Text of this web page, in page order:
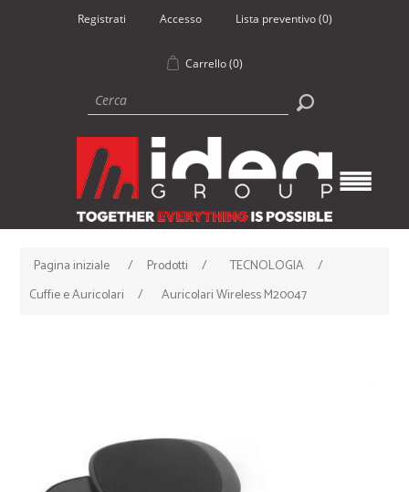
Registrati Accesso Lista preventivo (0)
Carrello (0)
Pagina iniziale / Prodotti / TECNOLOGIA
/
Cuffie e Auricolari
/ Auricolari Wireless M20047